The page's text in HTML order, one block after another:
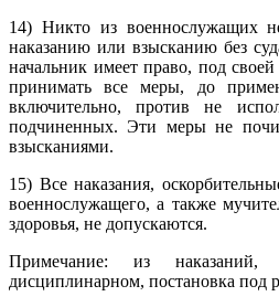
14) Никто из военнослужащих
наказанию или взысканию без
начальник имеет право, под
принимать все меры, до
включительно, против не
подчиненных. Эти меры не
взысканиями.
15) Все наказания,
военнослужащего, а также
здоровья, не допускаются.
Примечание: из
дисциплинарном, постановка под